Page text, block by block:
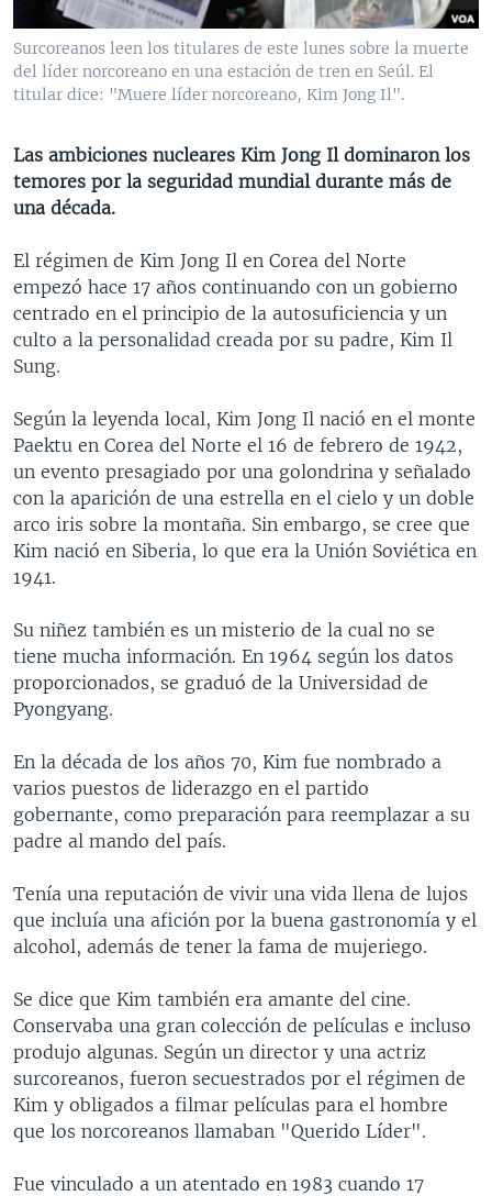
VENEZUELA
BRASIL
NICARAGUA
ECONOMÍA
ENTRETENIMIENTO Y CULTURA
TECNOLOGÍA
CIENCIA Y SALUD
MULTIMEDIA
VIDEOS
FOTOGRAFÍA
PROGRAMAS TV
EL MUNDO AL DÍA
VISIÓN 360
LAS CLAVES
PANORAMA
RADIO
AUDIONOTICIAS
BUENOS DÍAS AMÉRICA
ESTADOS UNIDOS AL DÍA
EL MUNDO AL DÍA [RADIO]
FORO [RADIO]
DEPORTIVO INTERNACIONAL
NOTA ECONÓMICA
ENTRETENIMIENTO
DOCUMENTALES DE LA VOA
SÍGANOS
Surcoreanos leen los titulares de este lunes sobre la muerte
del líder norcoreano en una estación de tren en Seúl. El
titular dice: "Muere líder norcoreano, Kim Jong Il".
Las ambiciones nucleares Kim Jong Il dominaron los
temores por la seguridad mundial durante más de
una década.
El régimen de Kim Jong Il en Corea del Norte
empezó hace 17 años continuando con un gobierno
centrado en el principio de la autosuficiencia y un
culto a la personalidad creada por su padre, Kim Il
Sung.
Según la leyenda local, Kim Jong Il nació en el monte
Paektu en Corea del Norte el 16 de febrero de 1942,
un evento presagiado por una golondrina y señalado
con la aparición de una estrella en el cielo y un doble
arco iris sobre la montaña. Sin embargo, se cree que
Kim nació en Siberia, lo que era la Unión Soviética en
1941.
Su niñez también es un misterio de la cual no se
tiene mucha información. En 1964 según los datos
proporcionados, se graduó de la Universidad de
Pyongyang.
En la década de los años 70, Kim fue nombrado a
varios puestos de liderazgo en el partido
gobernante, como preparación para reemplazar a su
padre al mando del país.
Tenía una reputación de vivir una vida llena de lujos
que incluía una afición por la buena gastronomía y el
alcohol, además de tener la fama de mujeriego.
Se dice que Kim también era amante del cine.
Conservaba una gran colección de películas e incluso
produjo algunas. Según un director y una actriz
surcoreanos, fueron secuestrados por el régimen de
Kim y obligados a filmar películas para el hombre
que los norcoreanos llamaban "Querido Líder".
Fue vinculado a un atentado en 1983 cuando 17